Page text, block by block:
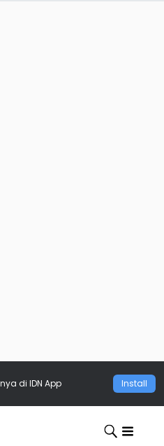
di IDN App Install